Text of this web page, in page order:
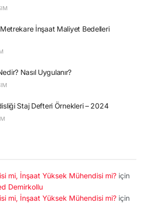
Metrekare İnşaat Maliyet Bedelleri
Nasıl Uygulanır?
Staj Defteri Örnekleri – 2024
mi, İnşaat Yüksek Mühendisi mi? için
Demirkollu
mi, İnşaat Yüksek Mühendisi mi? için